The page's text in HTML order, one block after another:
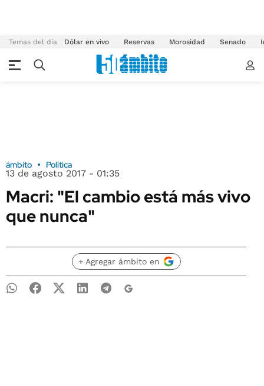
Temas del día Dólar en vivo Reservas Morosidad Senado
ámbito Política
13 de agosto 2017 - 01:35
Macri: "El cambio está más vivo
que nunca"
+ Agregar ámbito en